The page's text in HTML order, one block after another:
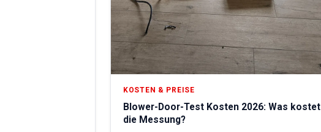
KOSTEN & PREISE
Blower-Door-Test Kosten 2026: Was kostet
die Messung?